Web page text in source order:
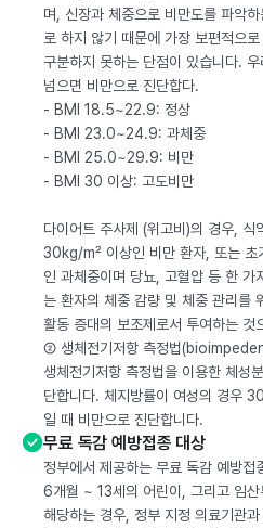
며, 신장과 체중으로 비만도를 파악
로 하지 않기 때문에 가장 보편적으
구분하지 못하는 단점이 있습니다.
넘으면 비만으로 진단합다.
- BMI 18.5~22.9: 정상
- BMI 23.0~24.9: 과체중
- BMI 25.0~29.9: 비만
- BMI 30 이상: 고도비만
다이어트 주사제 (위고비)의 경우, 식
30kg/m² 이상인 비만 환자, 또는
인 과체중이며 당뇨, 고혈압 등 한 가
는 환자의 체중 감량 및 체중 관리를
활동 증대의 보조제로서 투여하는 것
② 생체전기저항 측정법
생체전기저항 측정법을 이용한 체성
단합니다. 체지방률이 여성의 경우
일 때 비만으로 진단합니다.
무료 독감 예방접종 대상
정부에서 제공하는 무료 독감 예방
6개월 ~ 13세의 어린이, 그리고 임산
해당하는 경우, 정부 지정 의료기관